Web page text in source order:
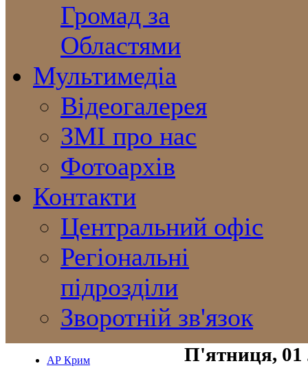
Громад за
Областями
Мультимедіа
Відеогалерея
ЗМІ про нас
Фотоархів
Контакти
Центральний офіс
Регіональні
підрозділи
Зворотній зв'язок
АР Крим
П'ятниця, 01